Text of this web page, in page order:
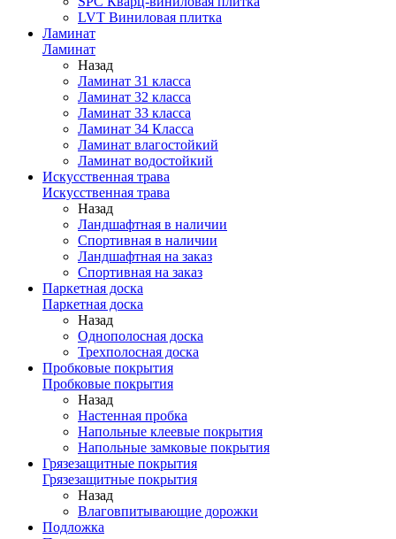
LVT Виниловая плитка
Ламинат
Ламинат
Назад
Ламинат 31 класса
Ламинат 32 класса
Ламинат 33 класса
Ламинат 34 Класса
Ламинат влагостойкий
Ламинат водостойкий
Искусственная трава
Искусственная трава
Назад
Ландшафтная в наличии
Спортивная в наличии
Ландшафтная на заказ
Спортивная на заказ
Паркетная доска
Паркетная доска
Назад
Однополосная доска
Трехполосная доска
Пробковые покрытия
Пробковые покрытия
Назад
Настенная пробка
Напольные клеевые покрытия
Напольные замковые покрытия
Грязезащитные покрытия
Грязезащитные покрытия
Назад
Влаговпитывающие дорожки
Подложка